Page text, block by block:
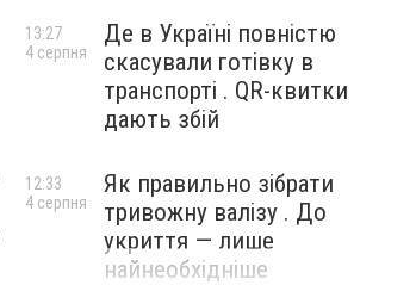
Де в Україні повністю
скасували готівку в
транспорті . QR-квитки
дають збій
13:27
4 серпня
Як правильно зібрати
тривожну валізу . До
укриття — лише
найнеобхідніше
12:33
4 серпня